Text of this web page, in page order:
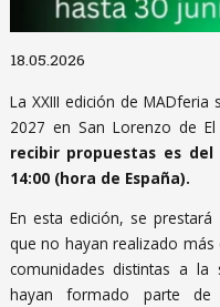
18.05.2026
La XXIII edición de
2027 en San Lorenzo de El
recibir propuestas es
14:00 (hora de España).
En esta edición, se
que no hayan realizado
comunidades distintas a
hayan formado parte